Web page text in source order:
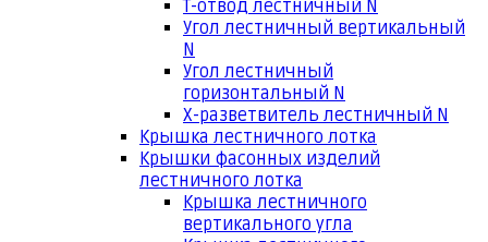
Т-отвод лестничный N
Угол лестничный вертикальный
N
Угол лестничный
горизонтальный N
Х-разветвитель лестничный N
Крышка лестничного лотка
Крышки фасонных изделий
лестничного лотка
Крышка лестничного
вертикального угла